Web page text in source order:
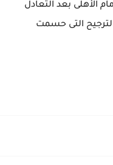
الأهلى بعد التعادل
التى حسمت